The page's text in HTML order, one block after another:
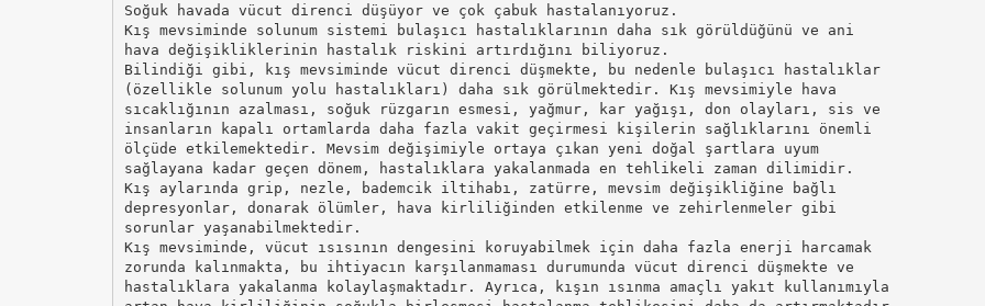
Soğuk havada vücut direnci düşüyor ve çok çabuk hastalanıyoruz.
Kış mevsiminde solunum sistemi bulaşıcı hastalıklarının daha sık görüldüğünü ve ani
hava değişikliklerinin hastalık riskini artırdığını biliyoruz.
Bilindiği gibi, kış mevsiminde vücut direnci düşmekte, bu nedenle bulaşıcı hastalıklar
(özellikle solunum yolu hastalıkları) daha sık görülmektedir. Kış mevsimiyle hava
sıcaklığının azalması, soğuk rüzgarın esmesi, yağmur, kar yağışı, don olayları, sis ve
insanların kapalı ortamlarda daha fazla vakit geçirmesi kişilerin sağlıklarını önemli
ölçüde etkilemektedir. Mevsim değişimiyle ortaya çıkan yeni doğal şartlara uyum
sağlayana kadar geçen dönem, hastalıklara yakalanmada en tehlikeli zaman dilimidir.
Kış aylarında grip, nezle, bademcik iltihabı, zatürre, mevsim değişikliğine bağlı
depresyonlar, donarak ölümler, hava kirliliğinden etkilenme ve zehirlenmeler gibi
sorunlar yaşanabilmektedir.
Kış mevsiminde, vücut ısısının dengesini koruyabilmek için daha fazla enerji harcamak
zorunda kalınmakta, bu ihtiyacın karşılanmaması durumunda vücut direnci düşmekte ve
hastalıklara yakalanma kolaylaşmaktadır. Ayrıca, kışın ısınma amaçlı yakıt kullanımıyla